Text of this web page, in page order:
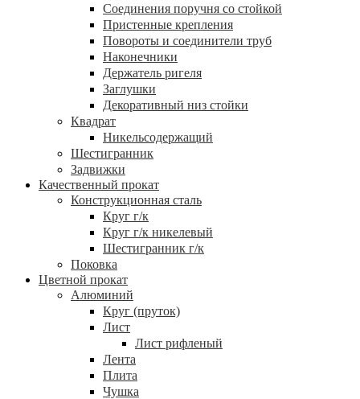
Соединения поручня со стойкой
Пристенные крепления
Повороты и соединители труб
Наконечники
Держатель ригеля
Заглушки
Декоративный низ стойки
Квадрат
Никельсодержащий
Шестигранник
Задвижки
Качественный прокат
Конструкционная сталь
Круг г/к
Круг г/к никелевый
Шестигранник г/к
Поковка
Цветной прокат
Алюминий
Круг (пруток)
Лист
Лист рифленый
Лента
Плита
Чушка